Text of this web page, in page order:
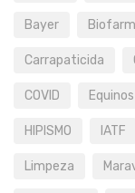
Bayer Biofarm
Carrapaticida
COVID Equinos
HIPISMO IATF
Limpeza